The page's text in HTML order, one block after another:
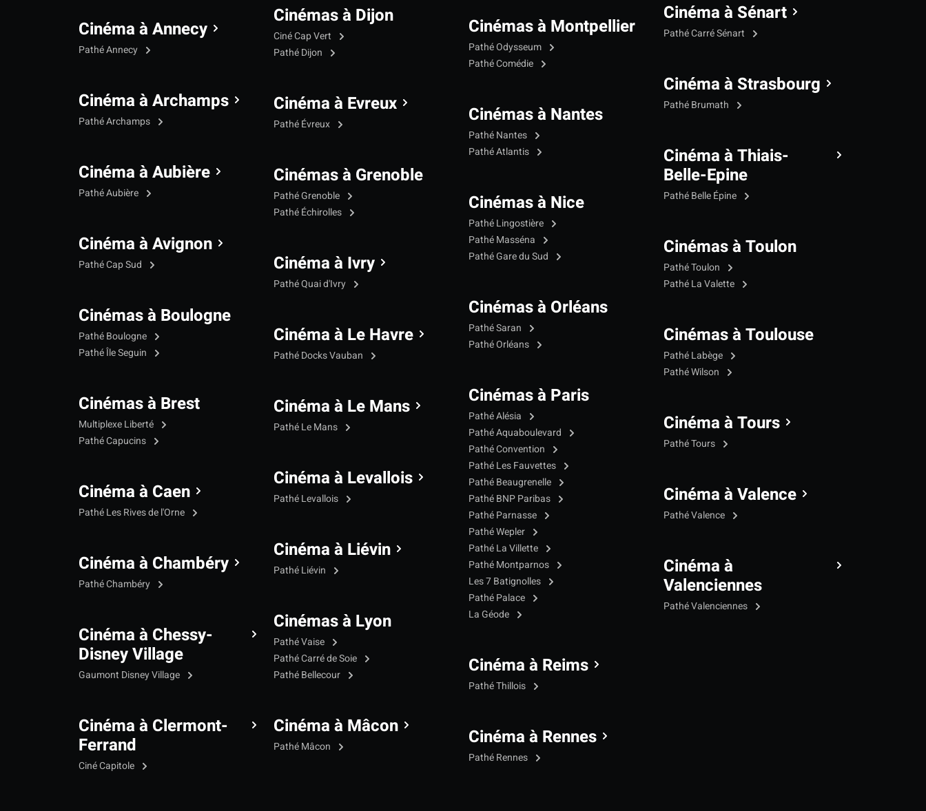
Cinéma à Annecy
Pathé Annecy
Cinéma à Archamps
Pathé Archamps
Cinéma à Aubière
Pathé Aubière
Cinéma à Avignon
Pathé Cap Sud
Cinémas à Boulogne
Pathé Boulogne
Pathé Île Seguin
Cinémas à Brest
Multiplexe Liberté
Pathé Capucins
Cinéma à Caen
Pathé Les Rives de l'Orne
Cinéma à Chambéry
Pathé Chambéry
Cinéma à Chessy-
Disney Village
Gaumont Disney Village
Cinéma à Clermont-
Ferrand
Ciné Capitole
Cinémas à Dijon
Ciné Cap Vert
Pathé Dijon
Cinéma à Evreux
Pathé Évreux
Cinémas à Grenoble
Pathé Grenoble
Pathé Échirolles
Cinéma à Ivry
Pathé Quai d'Ivry
Cinéma à Le Havre
Pathé Docks Vauban
Cinéma à Le Mans
Pathé Le Mans
Cinéma à Levallois
Pathé Levallois
Cinéma à Liévin
Pathé Liévin
Cinémas à Lyon
Pathé Vaise
Pathé Carré de Soie
Pathé Bellecour
Cinéma à Mâcon
Pathé Mâcon
Cinémas à Montpellier
Pathé Odysseum
Pathé Comédie
Cinémas à Nantes
Pathé Nantes
Pathé Atlantis
Cinémas à Nice
Pathé Lingostière
Pathé Masséna
Pathé Gare du Sud
Cinémas à Orléans
Pathé Saran
Pathé Orléans
Cinémas à Paris
Pathé Alésia
Pathé Aquaboulevard
Pathé Convention
Pathé Les Fauvettes
Pathé Beaugrenelle
Pathé BNP Paribas
Pathé Parnasse
Pathé Wepler
Pathé La Villette
Pathé Montparnos
Les 7 Batignolles
Pathé Palace
La Géode
Cinéma à Reims
Pathé Thillois
Cinéma à Rennes
Pathé Rennes
Cinéma à Sénart
Pathé Carré Sénart
Cinéma à Strasbourg
Pathé Brumath
Cinéma à Thiais-
Belle-Epine
Pathé Belle Épine
Cinémas à Toulon
Pathé Toulon
Pathé La Valette
Cinémas à Toulouse
Pathé Labège
Pathé Wilson
Cinéma à Tours
Pathé Tours
Cinéma à Valence
Pathé Valence
Cinéma à
Valenciennes
Pathé Valenciennes